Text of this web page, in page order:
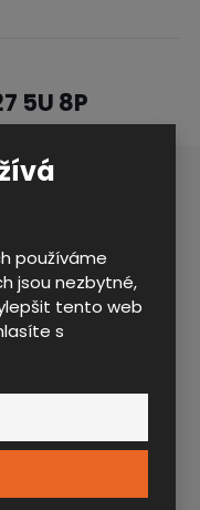
používáme
jsou nezbytné,
tento web
s
5U 8P
*
*